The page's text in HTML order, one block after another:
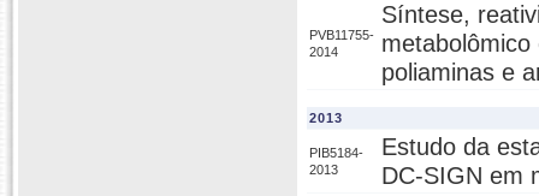
PVB11755-
2014
Síntese,
poliaminas e
2013
PIB5184-
2013
Estudo da
DC-SIGN em